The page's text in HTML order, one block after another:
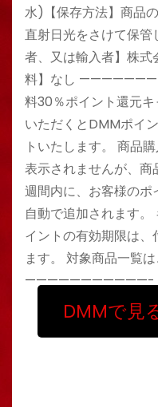
水)【保存方法】商品
直射日光をさけて保
者、又は輸入者】株
料】なし
料30％ポイント還元
いただくとDMMポイ
トいたします。 商品
表示されませんが、
週間内に、お客様の
自動で追加されます
イントの有効期限は、
ます。 対象商品一覧は
———————————-
DMMで見